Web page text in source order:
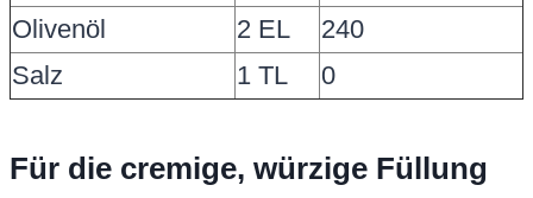
Olivenöl 2 EL
240
Salz
1 TL 0
Für die cremige, würzige Füllung